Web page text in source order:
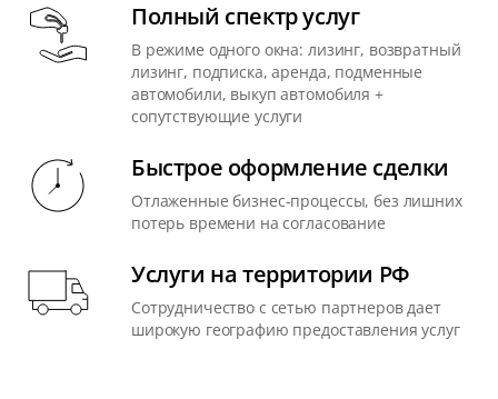
Полный спектр услуг
В режиме одного окна: лизинг, возвратный
лизинг, подписка, аренда, подменные
автомобили, выкуп автомобиля +
сопутствующие услуги
Быстрое оформление сделки
Отлаженные бизнес-процессы, без лишних
потерь времени на согласование
Услуги на территории РФ
Сотрудничество с сетью партнеров дает
широкую географию предоставления услуг